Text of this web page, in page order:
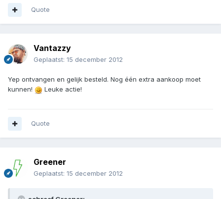
Quote
Vantazzy
Geplaatst: 15 december 2012
Yep ontvangen en gelijk besteld. Nog één extra aankoop moet
kunnen!
Leuke actie!
Quote
Greener
Geplaatst: 15 december 2012